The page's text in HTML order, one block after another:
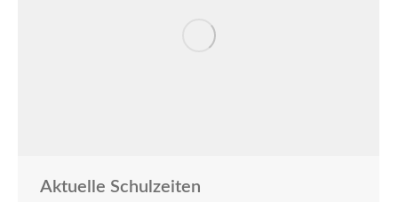
Aktuelle Schulzeiten